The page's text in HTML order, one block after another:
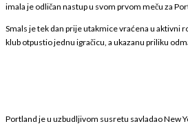
imala je odličan nastup u svom prvom meču za
Smals je tek dan prije utakmice vraćena u aktivni
klub otpustio jednu igračicu, a ukazanu priliku
Portland je u uzbudljivom susretu savladao New